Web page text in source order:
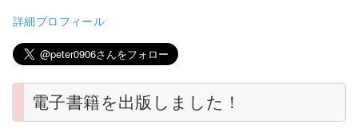
詳細プロフィール
電子書籍を出版しました！